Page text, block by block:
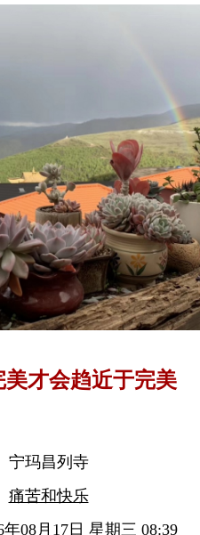
才会趋近于完美
宁玛昌列寺
痛苦和快乐
08月17日 星期三 08:39